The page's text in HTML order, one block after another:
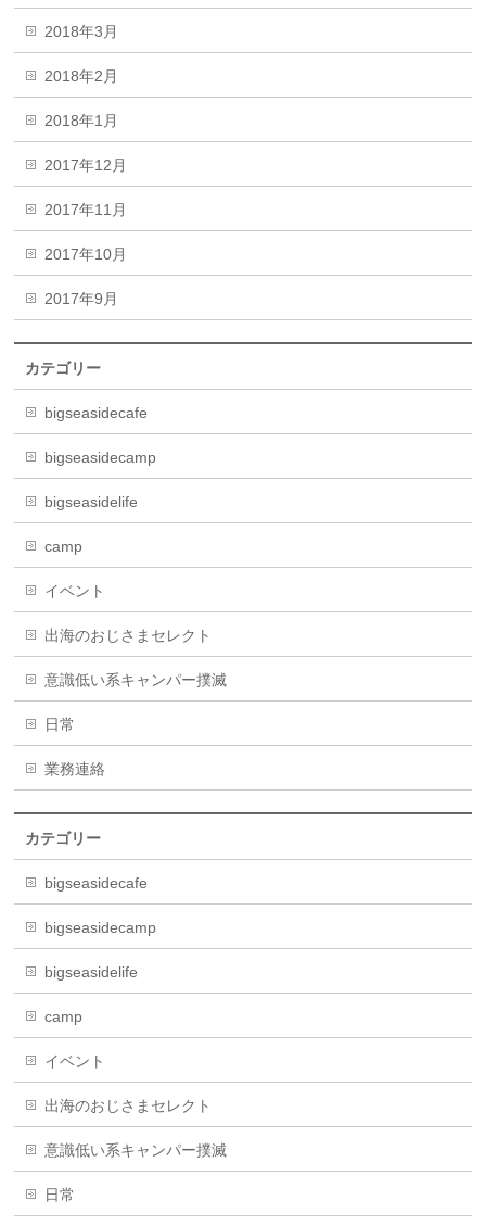
2018年3月
2018年2月
2018年1月
2017年12月
2017年11月
2017年10月
2017年9月
カテゴリー
bigseasidecafe
bigseasidecamp
bigseasidelife
camp
イベント
出海のおじさまセレクト
意識低い系キャンパー撲滅
日常
業務連絡
カテゴリー
bigseasidecafe
bigseasidecamp
bigseasidelife
camp
イベント
出海のおじさまセレクト
意識低い系キャンパー撲滅
日常